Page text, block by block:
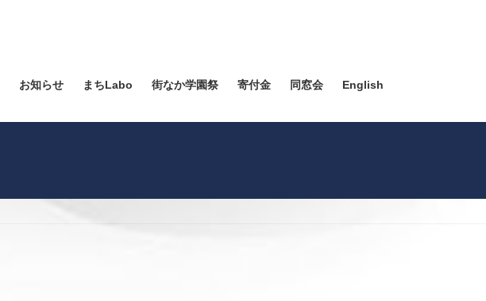
お知らせ まちLabo 街なか学園祭 寄付金 同窓会 English